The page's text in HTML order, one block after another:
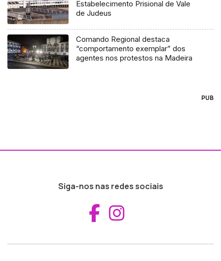
Estabelecimento Prisional de Vale
de Judeus
Comando Regional destaca
“comportamento exemplar” dos
agentes nos protestos na Madeira
PUB
Siga-nos nas redes sociais
Aceder ao